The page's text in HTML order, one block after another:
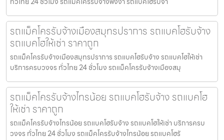
รถแม็คโครรับจ้างเมืองสมุทรปราการ รถแบคโฮรับจ้าง
รถแบคโฮให้เช่า ราคาถูก
รถแม็คโครรับจ้างเมืองสมุทรปราการ รถแบคโฮรับจ้าง รถแบคโฮให้เช่า
บริการครบวงจร ทั่วไทย 24 ชั่วโมง รถแม็คโครรับจ้างเมืองสมุ
รถแม็คโครรับจ้างไทรน้อย รถแบคโฮรับจ้าง รถแบคโฮ
ให้เช่า ราคาถูก
รถแม็คโครรับจ้างไทรน้อย รถแบคโฮรับจ้าง รถแบคโฮให้เช่า บริการครบ
วงจร ทั่วไทย 24 ชั่วโมง รถแม็คโครรับจ้างไทรน้อย รถแบคโฮรั